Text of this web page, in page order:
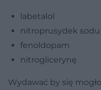
labetalol
nitroprusydek sodu
fenoldopam
nitroglicerynę
Wydawać by się